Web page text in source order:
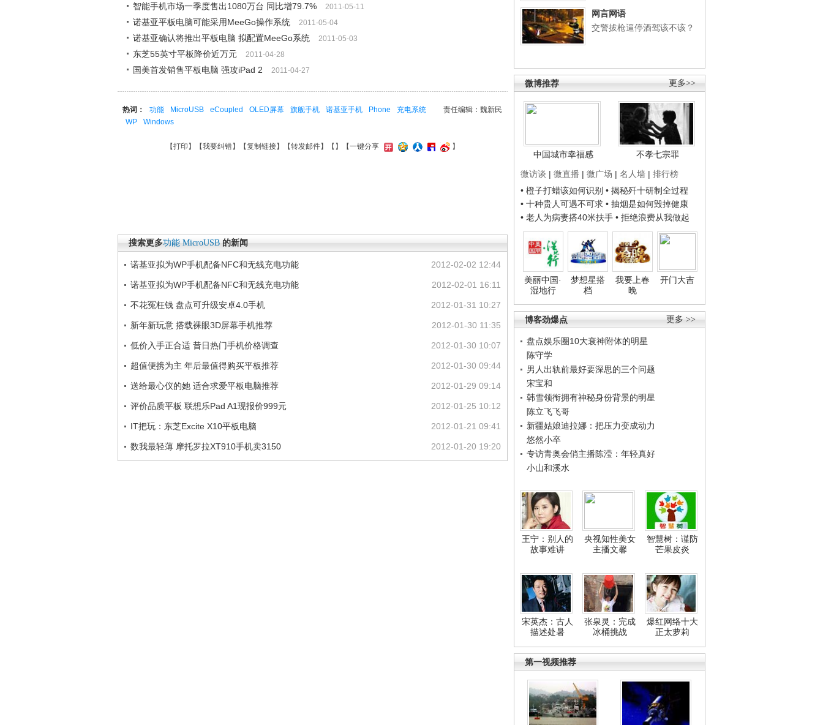
网言网语
交警拔枪逼停酒驾该不该？
更多>>
微博推荐
中国城市幸福感
不孝七宗罪
微访谈 | 微直播 | 微广场 | 名人墙 | 排行榜
• 橙子打蜡该如何识别 • 揭秘歼十研制全过程
• 十种贵人可遇不可求 • 抽烟是如何毁掉健康
• 老人为病妻搭40米扶手 • 拒绝浪费从我做起
美丽中国·
湿地行
梦想星搭
档
我要上春
晚
开门大吉
更多 >>
博客劲爆点
盘点娱乐圈10大衰神附体的明星
陈守学
男人出轨前最好要深思的三个问题
宋宝和
韩雪领衔拥有神秘身份背景的明星
陈立飞飞哥
新疆姑娘迪拉娜：把压力变成动力
悠然小卒
专访青奥会俏主播陈滢：年轻真好
小山和溪水
王宁：别人的
故事难讲
央视知性美女
主播文馨
智慧树：谨防
芒果皮炎
宋英杰：古人
描述处暑
张泉灵：完成
冰桶挑战
爆红网络十大
正太萝莉
第一视频推荐
智能手机市场一季度售出1080万台 同比增79.7%
2011-05-11
诺基亚平板电脑可能采用MeeGo操作系统 2011-05-04
诺基亚确认将推出平板电脑 拟配置MeeGo系统 2011-05-03
东芝55英寸平板降价近万元 2011-04-28
国美首发销售平板电脑 强攻iPad 2 2011-04-27
责任编辑：魏新民
热词： 功能 MicroUSB eCoupled OLED屏幕 旗舰手机 诺基亚手机 Phone
充电系统
WP
Windows
【打印 】【我要纠错】【复制链接】【转发邮件】【 】 【一键分享 】
搜索更多功能 MicroUSB 的新闻
2012-02-02 12:44
诺基亚拟为WP手机配备NFC和无线充电功能
2012-02-01 16:11
诺基亚拟为WP手机配备NFC和无线充电功能
2012-01-31 10:27
不花冤枉钱 盘点可升级安卓4.0手机
2012-01-30 11:35
新年新玩意 搭载裸眼3D屏幕手机推荐
2012-01-30 10:07
低价入手正合适 昔日热门手机价格调查
2012-01-30 09:44
超值便携为主 年后最值得购买平板推荐
2012-01-29 09:14
送给最心仪的她 适合求爱平板电脑推荐
2012-01-25 10:12
评价品质平板 联想乐Pad A1现报价999元
2012-01-21 09:41
IT把玩：东芝Excite X10平板电脑
2012-01-20 19:20
数我最轻薄 摩托罗拉XT910手机卖3150